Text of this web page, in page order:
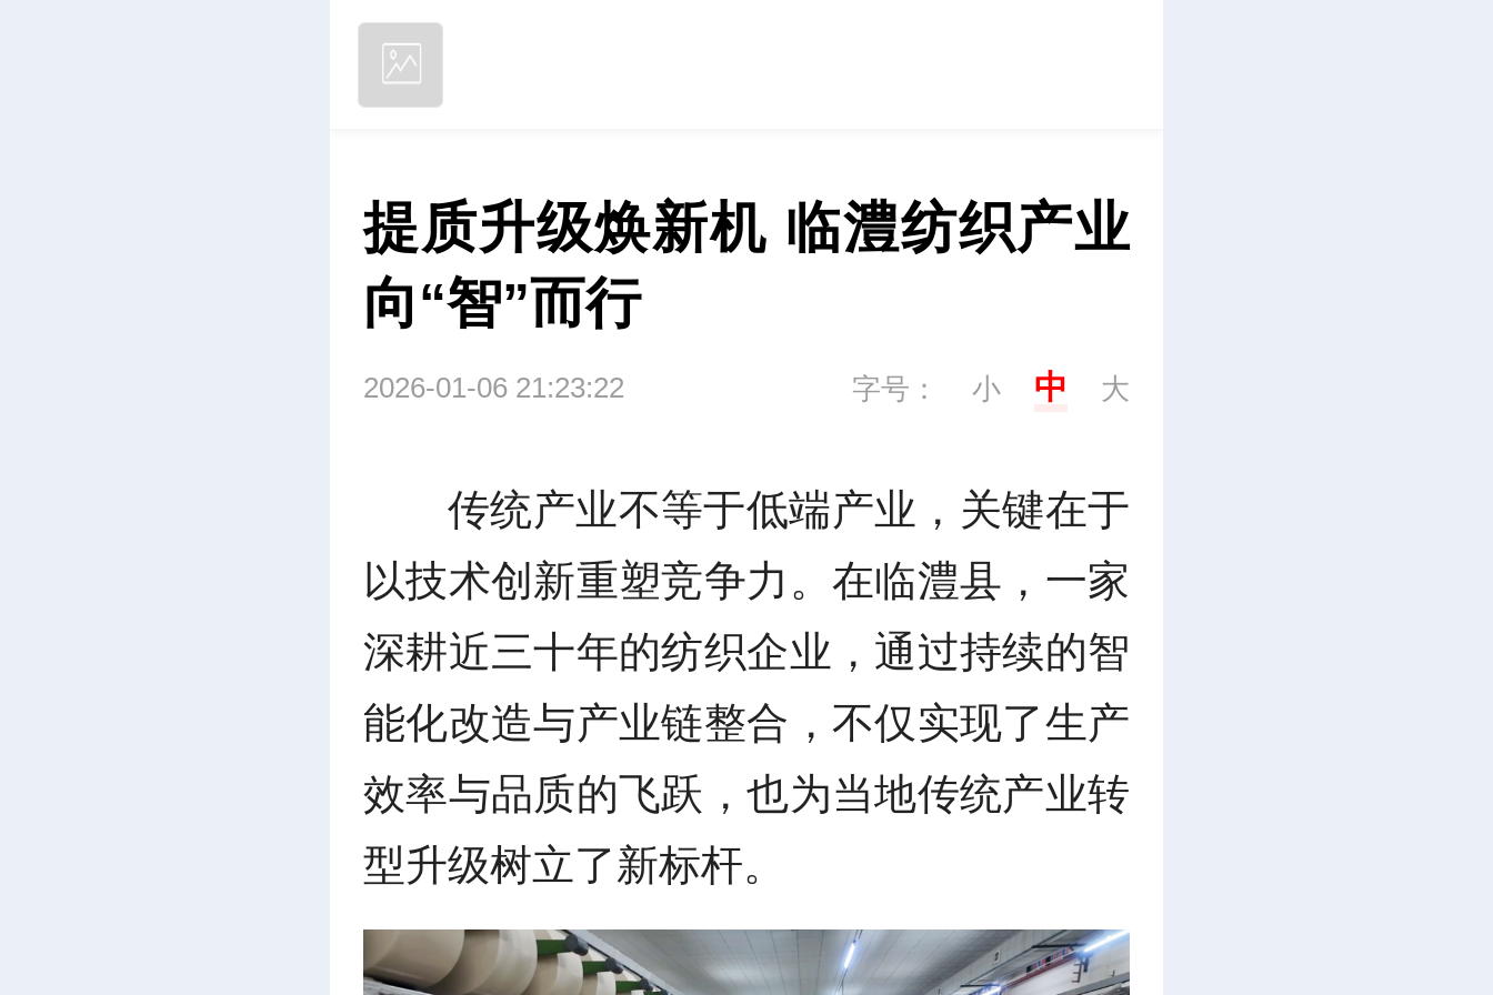
提质升级焕新机 临澧纺织产业
向“智”而行
2026-01-06 21:23:22 字号： 小 中 大
传统产业不等于低端产业，关键在于
以技术创新重塑竞争力。在临澧县，一家
深耕近三十年的纺织企业，通过持续的智
能化改造与产业链整合，不仅实现了生产
效率与品质的飞跃，也为当地传统产业转
型升级树立了新标杆。